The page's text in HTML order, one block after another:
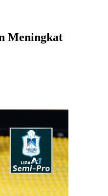
Meningkat